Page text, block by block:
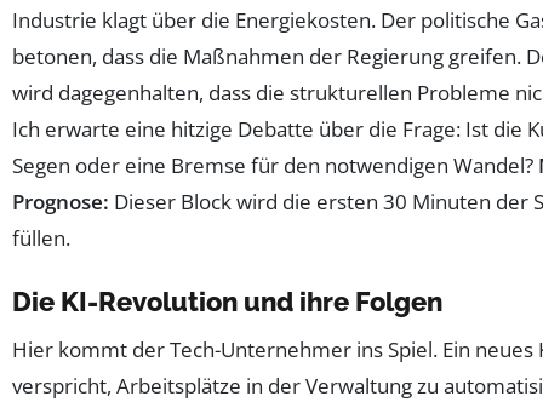
Industrie klagt über die Energiekosten. Der politische
betonen, dass die Maßnahmen der Regierung greifen.
wird dagegenhalten, dass die strukturellen Probleme
Ich erwarte eine hitzige Debatte über die Frage: Ist die
Segen oder eine Bremse für den notwendigen Wandel?
Prognose: Dieser Block wird die ersten 30 Minuten der
füllen.
Die KI-Revolution und ihre Folgen
Hier kommt der Tech-Unternehmer ins Spiel. Ein neues
verspricht, Arbeitsplätze in der Verwaltung zu